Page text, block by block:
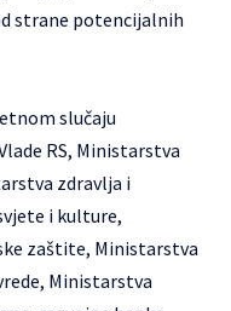
strane potencijalnih
slučaju
RS, Ministarstva
zdravlja i
i kulture,
zaštite, Ministarstva
Ministarstva